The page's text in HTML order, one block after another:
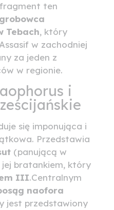
ten
grobowca
Tebach, który
w zachodniej
za jeden z
w regionie.
i
się imponująca i
Przedstawia
(panującą w
bratankiem, który
III.Centralnym
naofora
jest przedstawiony